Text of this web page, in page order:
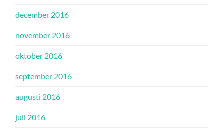
december 2016
november 2016
oktober 2016
september 2016
augusti 2016
juli 2016